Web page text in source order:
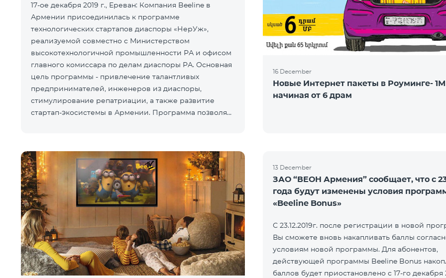
17-ое декабря 2019 г., Ереван: Компания Beeline в
Армении присоединилась к программе
технологических стартапов диаспоры «НерУж»,
реализуемой совместно с Министерством
высокотехнологичной промышленности РА и офисом
главного комиссара по делам диаспоры РА. Основная
цель программы - привлечение талантливых
предпринимателей, инженеров из диаспоры,
стимулирование репатриации, а также развитие
стартап-экосистемы в Армении. Программа позволяет
16 December
Новые Интернет пакеты в Роуминге-
начиная от 6 драм
13 December
ЗАО “ВЕОН Армения” сообщает, что с
года будут изменены условия
«Beeline Bonus»
С 23.12.2019г. после регистрации в новой
Вы сможете вновь накапливать баллы
условиям новой программы. Для абонентов,
действующей программы Beeline Bonus
баллов будет приостановлено с 17-го декабря